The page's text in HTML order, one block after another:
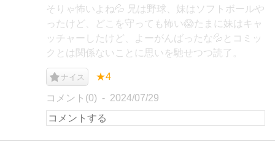
そりゃ怖いよね💦 兄は野球、妹はソフトボールや
ったけど、どこを守っても怖い😱たまに妹はキャ
ッチャーしたけど、よーがんばったな💦とコミッ
クとは関係ないことに思いを馳せつつ読了。
ナイス ★4
コメント(0) 2024/07/29